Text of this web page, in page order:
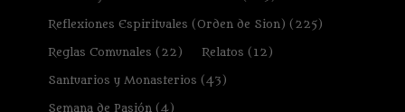
Reflexiones Espirituales (Orden de Sion) (225)
Reglas Comunales (22) Relatos (12)
Santuarios y Monasterios (43)
Semana de Pasión(4)